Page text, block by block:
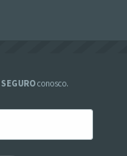
SEGUROconosco.